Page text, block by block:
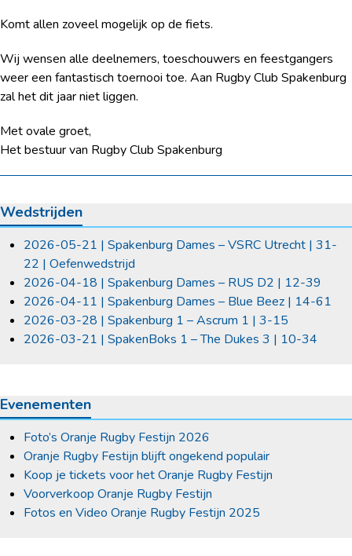
Komt allen zoveel mogelijk op de fiets.
Wij wensen alle deelnemers, toeschouwers en feestgangers
weer een fantastisch toernooi toe. Aan Rugby Club Spakenburg
zal het dit jaar niet liggen.
Met ovale groet,
Het bestuur van Rugby Club Spakenburg
Wedstrijden
2026-05-21 | Spakenburg Dames – VSRC Utrecht | 31-
22 | Oefenwedstrijd
2026-04-18 | Spakenburg Dames – RUS D2 | 12-39
2026-04-11 | Spakenburg Dames – Blue Beez | 14-61
2026-03-28 | Spakenburg 1 – Ascrum 1 | 3-15
2026-03-21 | SpakenBoks 1 – The Dukes 3 | 10-34
Evenementen
Foto’s Oranje Rugby Festijn 2026
Oranje Rugby Festijn blijft ongekend populair
Koop je tickets voor het Oranje Rugby Festijn
Voorverkoop Oranje Rugby Festijn
Fotos en Video Oranje Rugby Festijn 2025